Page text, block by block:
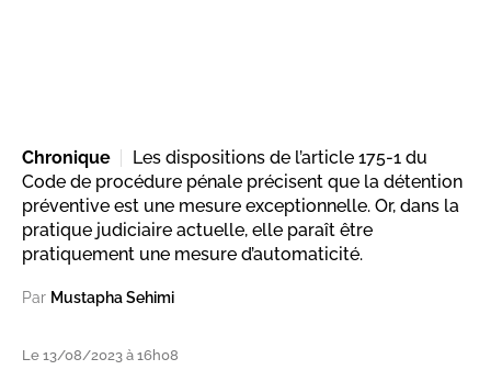
Chronique
Les dispositions de l’article 175-1 du
Code de procédure pénale précisent que la détention
préventive est une mesure exceptionnelle. Or, dans la
pratique judiciaire actuelle, elle paraît être
pratiquement une mesure d’automaticité.
Par Mustapha Sehimi
Le 13/08/2023 à 16h08